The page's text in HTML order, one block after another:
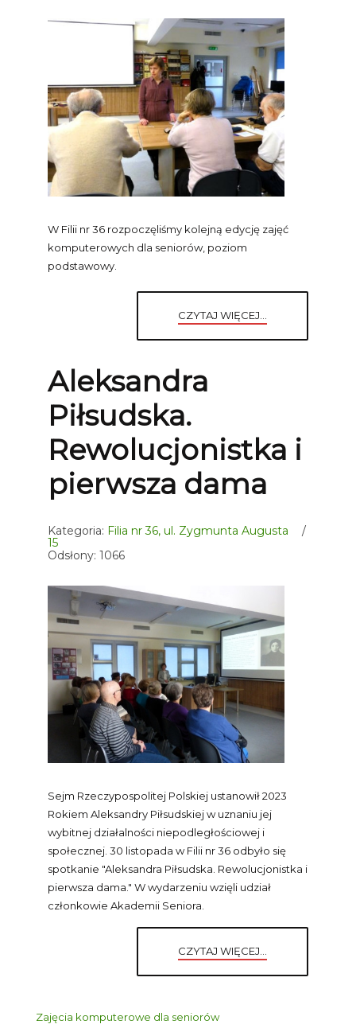
W Filii nr 36 rozpoczęliśmy kolejną edycję zajęć
komputerowych dla seniorów, poziom
podstawowy.
CZYTAJ WIĘCEJ...
Aleksandra
Piłsudska.
Rewolucjonistka i
pierwsza dama
Kategoria: Filia nr 36, ul. Zygmunta Augusta
15
Odsłony: 1066
Sejm Rzeczypospolitej Polskiej ustanowił 2023
Rokiem Aleksandry Piłsudskiej w uznaniu jej
wybitnej działalności niepodległościowej i
społecznej. 30 listopada w Filii nr 36 odbyło się
spotkanie "Aleksandra Piłsudska. Rewolucjonistka i
pierwsza dama." W wydarzeniu wzięli udział
członkowie Akademii Seniora.
CZYTAJ WIĘCEJ...
Zajęcia komputerowe dla seniorów